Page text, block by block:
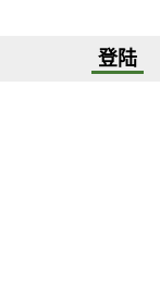
登陆